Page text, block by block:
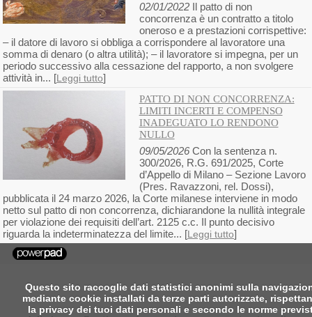
02/01/2022Il patto di non
concorrenza è un contratto a titolo
oneroso e a prestazioni corrispettive:
– il datore di lavoro si obbliga a corrispondere al lavoratore una
somma di denaro (o altra utilità); – il lavoratore si impegna, per un
periodo successivo alla cessazione del rapporto, a non svolgere
attività in... [Leggi tutto]
PATTO DI NON CONCORRENZA:
LIMITI INCERTI E COMPENSO
INADEGUATO LO RENDONO
NULLO
09/05/2026Con la sentenza n.
300/2026, R.G. 691/2025, Corte
d’Appello di Milano – Sezione Lavoro
(Pres. Ravazzoni, rel. Dossi),
pubblicata il 24 marzo 2026, la Corte milanese interviene in modo
netto sul patto di non concorrenza, dichiarandone la nullità integrale
per violazione dei requisiti dell’art. 2125 c.c. Il punto decisivo
riguarda la indeterminatezza del limite... [Leggi tutto]
Questo sito raccoglie dati statistici anonimi sulla
mediante cookie installati da terze parti autorizzate,
la privacy dei tuoi dati personali e secondo le norme